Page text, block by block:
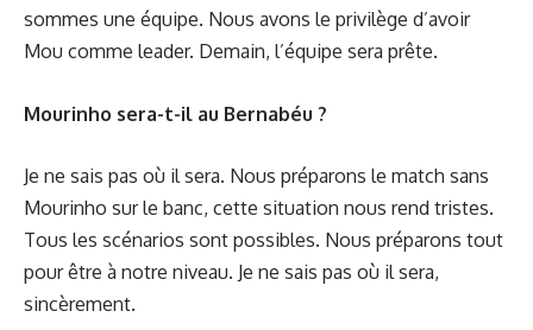
sommes une équipe. Nous avons le privilège d’avoir
Mou comme leader. Demain, l’équipe sera prête.
Mourinho sera-t-il au Bernabéu ?
Je ne sais pas où il sera. Nous préparons le match sans
Mourinho sur le banc, cette situation nous rend tristes.
Tous les scénarios sont possibles. Nous préparons tout
pour être à notre niveau. Je ne sais pas où il sera,
sincèrement.